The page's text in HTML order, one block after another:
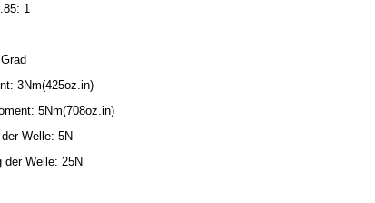
1
3Nm(425oz.in)
5Nm(708oz.in)
Welle: 5N
der Welle: 25N